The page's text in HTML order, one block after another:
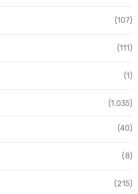
(107)
(111)
(1)
(1.035)
(40)
(8)
(215)